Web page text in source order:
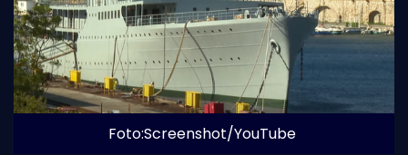
Foto:Screenshot/YouTube